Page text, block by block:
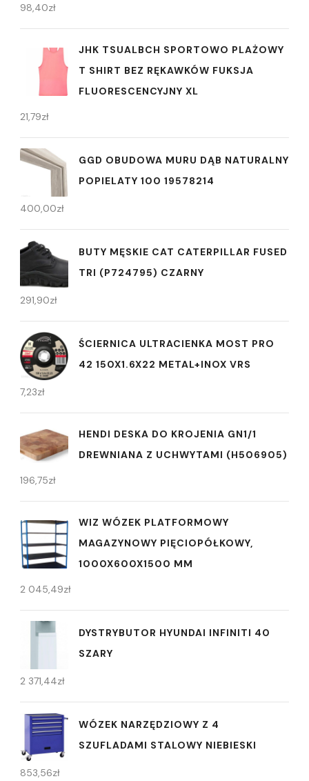
98,40zł
JHK TSUALBCH SPORTOWO PLAŻOWY
T SHIRT BEZ RĘKAWKÓW FUKSJA
FLUORESCENCYJNY XL
21,79zł
GGD OBUDOWA MURU DĄB NATURALNY
POPIELATY 100 19578214
400,00zł
BUTY MĘSKIE CAT CATERPILLAR FUSED
TRI (P724795) CZARNY
291,90zł
ŚCIERNICA ULTRACIENKA MOST PRO
42 150X1.6X22 METAL+INOX VRS
7,23zł
HENDI DESKA DO KROJENIA GN1/1
DREWNIANA Z UCHWYTAMI (H506905)
196,75zł
WIZ WÓZEK PLATFORMOWY
MAGAZYNOWY PIĘCIOPÓŁKOWY,
1000X600X1500 MM
2 045,49zł
DYSTRYBUTOR HYUNDAI INFINITI 40
SZARY
2 371,44zł
WÓZEK NARZĘDZIOWY Z 4
SZUFLADAMI STALOWY NIEBIESKI
853,56zł